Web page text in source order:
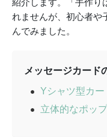
れませんが、初心者や
んでみました。
メッセージカード
Yシャツ型カー
立体的なポッ